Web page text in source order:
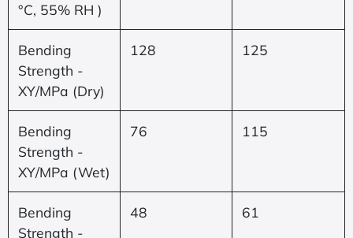
°C, 55% RH )
Bending
Strength -
XY/MPa (Dry)
128 125
Bending
Strength -
XY/MPa (Wet)
76 115
Bending
Strength -
48 61